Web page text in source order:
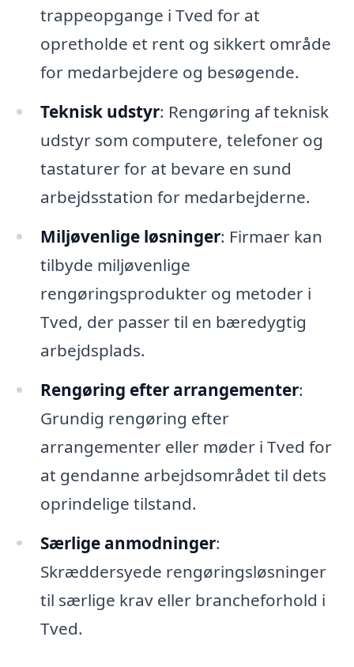
trappeopgange i Tved for at
opretholde et rent og sikkert område
for medarbejdere og besøgende.
Teknisk udstyr: Rengøring af teknisk
udstyr som computere, telefoner og
tastaturer for at bevare en sund
arbejdsstation for medarbejderne.
Miljøvenlige løsninger: Firmaer kan
tilbyde miljøvenlige
rengøringsprodukter og metoder i
Tved, der passer til en bæredygtig
arbejdsplads.
Rengøring efter arrangementer:
Grundig rengøring efter
arrangementer eller møder i Tved for
at gendanne arbejdsområdet til dets
oprindelige tilstand.
Særlige anmodninger:
Skræddersyede rengøringsløsninger
til særlige krav eller brancheforhold i
Tved.